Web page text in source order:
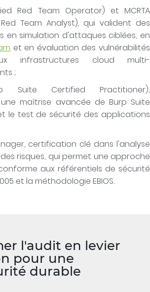
Red Team Operator) et MCRTA
Team Analyst), qui valident des
en simulation d'attaques ciblées, en
et en évaluation des vulnérabilités
infrastructures cloud multi-
;
Suite Certified Practitioner),
maîtrise avancée de Burp Suite
le test de sécurité des applications
certification clé dans l'analyse
risques, qui permet une approche
aux référentiels de sécurité
et la méthodologie EBIOS.
l'audit en levier
pour une
durable